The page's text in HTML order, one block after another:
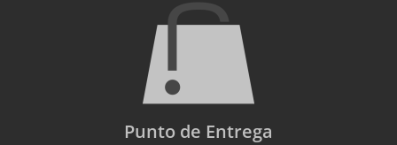
Punto de Entrega